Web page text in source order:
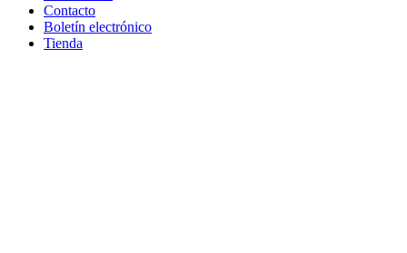
Contacto
Boletín electrónico
Tienda